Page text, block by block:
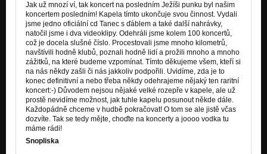
Jak už mnozí ví, tak koncert na posledním Ježíši punku byl našim
koncertem posledním! Kapela tímto ukončuje svou činnost. Vydali
jsme jedno oficiální cd Tanec s ďáblem a také další nahrávky,
natočil jsme i dva videoklipy. Odehráli jsme kolem 100 koncertů,
což je docela slušné číslo. Procestovali jsme mnoho kilometrů,
navštívili hodně klubů, poznali hodně lidí a prožili mnoho a mnoho
zážitků, na které budeme vzpomínat. Tímto děkujeme všem, kteří si
na nás někdy zašli či nás jakkoliv podpořili. Uvidíme, zda je to
konec definitivní a nebo třeba někdy odehrajeme nějaký ten raritní
koncert:-) Důvodem nejsou nějaké velké rozepře v kapele, ale už
prostě nevidíme možnost, jak tuhle kapelu posunout někde dále.
Každopádně chceme v hudbě pokračovat! O tom se ale jistě včas
dozvíte. Tak se tedy mějte, choďte na koncerty a joooo vodka tu
máme rádi!
Snopliska